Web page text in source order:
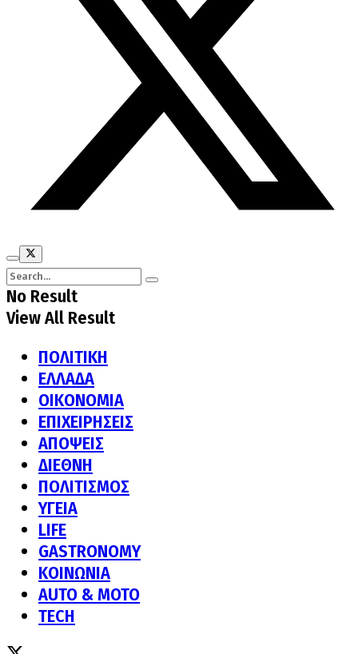
No Result
View All Result
ΠΟΛΙΤΙΚΗ
ΕΛΛΑΔΑ
ΟΙΚΟΝΟΜΙΑ
ΕΠΙΧΕΙΡΗΣΕΙΣ
ΑΠΟΨΕΙΣ
ΔΙΕΘΝΗ
ΠΟΛΙΤΙΣΜΟΣ
ΥΓΕΙΑ
LIFE
GASTRONOMY
ΚΟΙΝΩΝΙΑ
AUTO & MOTO
TECH